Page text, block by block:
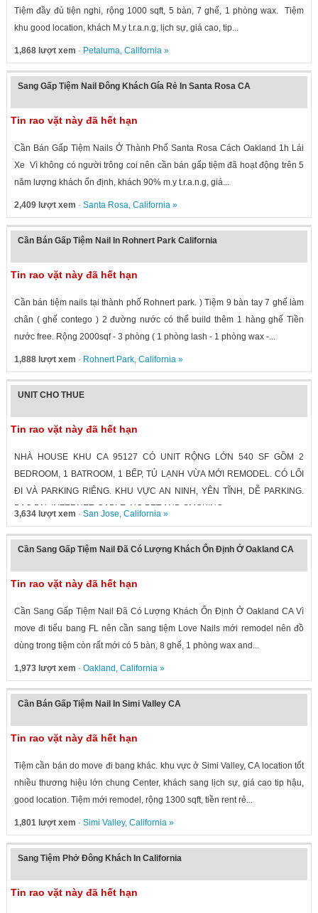
Tiệm đầy đủ tiện nghi, rộng 1000 sqft, 5 bàn, 7 ghế, 1 phòng wax. Tiệm
khu good location, khách M.y t.r.a.n.g, lịch sự, giá cao, tip...
1,868 lượt xem · Petaluma, California»
Sang Gấp Tiệm Nail Đông Khách Gía Rẻ In Santa Rosa CA
Tin rao vặt này đã hết hạn
Cần Bán Gấp Tiệm Nails Ở Thành Phố Santa Rosa Cách Oakland 1h Lái
Xe Vì không có người trông coi nên cần bán gấp tiệm đã hoạt động trên 5
năm lượng khách ổn định, khách 90% m.y t.r.a.n.g, giá...
2,409 lượt xem · Santa Rosa, California»
Cần Bán Gấp Tiệm Nail In Rohnert Park California
Tin rao vặt này đã hết hạn
Cần bán tiệm nails tại thành phố Rohnert park. ) Tiệm 9 bàn tay 7 ghế làm
chân ( ghế contego ) 2 đường nước có thể build thêm 1 hàng ghế Tiền
nước free. Rộng 2000sqf - 3 phòng ( 1 phòng lash - 1 phòng wax -...
1,888 lượt xem · Rohnert Park, California»
UNIT CHO THUE
Tin rao vặt này đã hết hạn
NHÀ HOUSE KHU CA 95127 CÓ UNIT RỘNG LỚN 540 SF GỒM 2
BEDROOM, 1 BATROOM, 1 BẾP, TỦ LẠNH VỪA MỚI REMODEL. CÓ LỐI
ĐI VÀ PARKING RIÊNG. KHU VỰC AN NINH, YÊN TĨNH, DỄ PARKING.
BAO ĐN, INTERNET, CABLE. NO PET AND SMOKING....
3,634 lượt xem · San Jose, California»
Cần Sang Gấp Tiệm Nail Đã Có Lượng Khách Ổn Định Ở Oakland CA
Tin rao vặt này đã hết hạn
Cần Sang Gấp Tiệm Nail Đã Có Lượng Khách Ổn Định Ở Oakland CA Vì
move đi tiểu bang FL nên cần sang tiệm Love Nails mới remodel nên đồ
dùng trong tiệm còn rất mới có 5 bàn, 8 ghế, 1 phòng wax and...
1,973 lượt xem · Oakland , California»
Cần Bán Gấp Tiệm Nail In Simi Valley CA
Tin rao vặt này đã hết hạn
Tiệm cần bán do move đi bang khác. khu vực ở Simi Valley, CA location tốt
nhiều thương hiệu lớn chung Center, khách sang lịch sự, giá cao tip hậu,
good location. Tiệm mới remodel, rộng 1300 sqft, tiền rent rẻ...
1,801 lượt xem · Simi Valley, California»
Sang Tiệm Phở Đông Khách In California
Tin rao vặt này đã hết hạn